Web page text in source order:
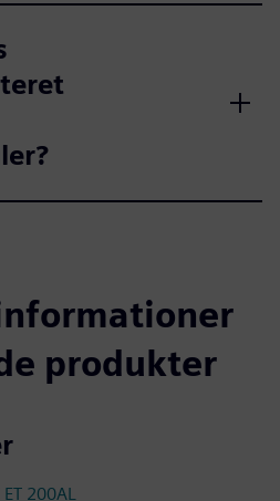
produkter
ET 200AL